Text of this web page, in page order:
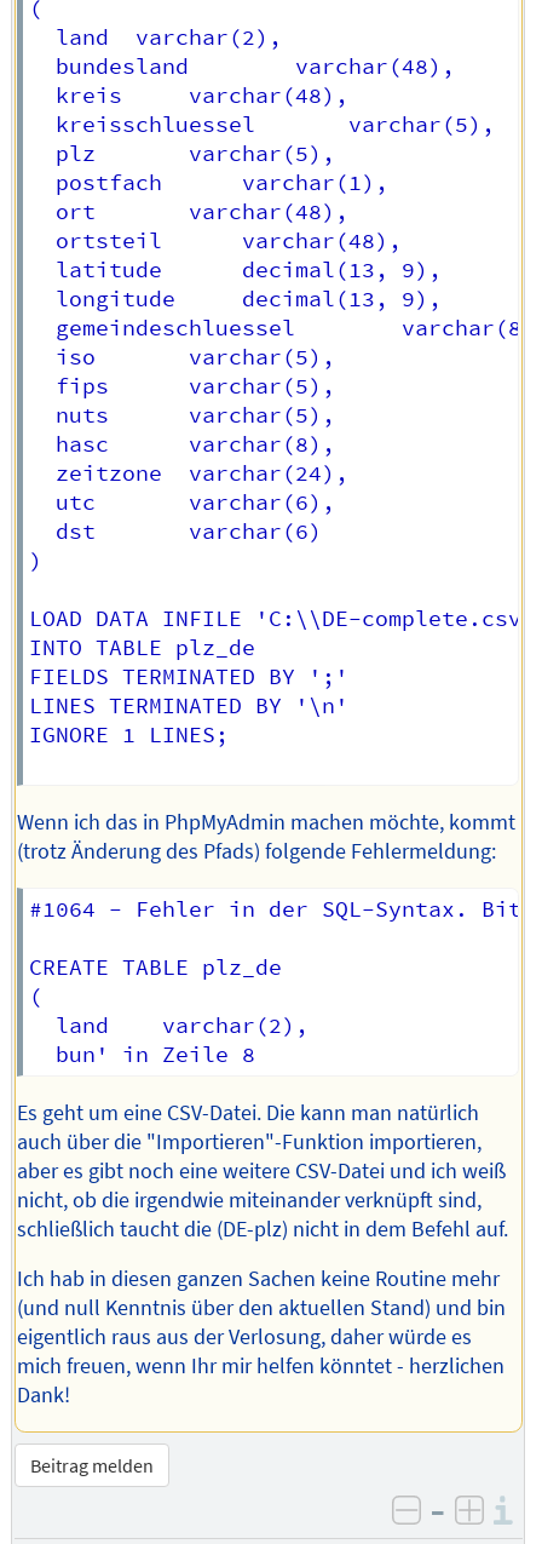
(
  land	varchar(2),
  bundesland		varchar(48),
  kreis		varchar(48),
  kreisschluessel		varchar(5),
  plz		varchar(5),
  postfach		varchar(1),
  ort		varchar(48),
  ortsteil		varchar(48),
  latitude	    decimal(13, 9),
  longitude		decimal(13, 9),
  gemeindeschluessel		varchar(8),
  iso		varchar(5),
  fips		varchar(5),
  nuts		varchar(5),
  hasc		varchar(8),
  zeitzone	varchar(24),
  utc		varchar(6),
  dst		varchar(6)
)
LOAD DATA INFILE 'C:\\DE-complete.csv'
INTO TABLE plz_de
FIELDS TERMINATED BY ';'
LINES TERMINATED BY '\n'
IGNORE 1 LINES;
Wenn ich das in PhpMyAdmin machen möchte, kommt
(trotz Änderung des Pfads) folgende Fehlermeldung:
#1064 - Fehler in der SQL-Syntax. Bitte
CREATE TABLE plz_de
(
  land    varchar(2),
Es geht um eine CSV-Datei. Die kann man natürlich
auch über die "Importieren"-Funktion importieren,
aber es gibt noch eine weitere CSV-Datei und ich weiß
nicht, ob die irgendwie miteinander verknüpft sind,
schließlich taucht die (DE-plz) nicht in dem Befehl auf.
Ich hab in diesen ganzen Sachen keine Routine mehr
(und null Kenntnis über den aktuellen Stand) und bin
eigentlich raus aus der Verlosung, daher würde es
mich freuen, wenn Ihr mir helfen könntet - herzlichen
Dank!
Beitrag melden
negativ
–